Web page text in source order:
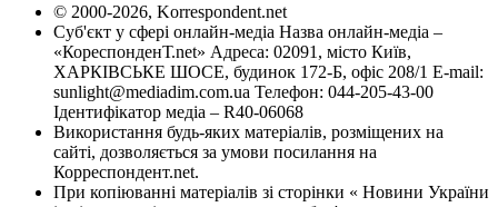
© 2000-2026, Korrespondent.net
Суб'єкт у сфері онлайн-медіа Назва онлайн-медіа –
«КореспонденТ.net» Адреса: 02091, місто Київ,
ХАРКІВСЬКЕ ШОСЕ, будинок 172-Б, офіс 208/1 E-mail:
sunlight@mediadim.com.ua Телефон: 044-205-43-00
Ідентифікатор медіа – R40-06068
Використання будь-яких матеріалів, розміщених на
сайті, дозволяється за умови посилання на
Корреспондент.net.
При копіюванні матеріалів зі сторінки « Новини України